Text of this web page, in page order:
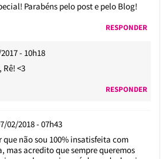
Parabéns pelo post e pelo Blog!
RESPONDER
- 10h18
<3
RESPONDER
02/2018 - 07h43
que não sou 100% insatisfeita com
mas acredito que sempre queremos